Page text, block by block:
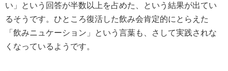
い」という回答が半数以上を占めた、という結果が出てい
るそうです。ひところ復活した飲み会肯定的にとらえた
「飲みニュケーション」という言葉も、さして実践されな
くなっているようです。